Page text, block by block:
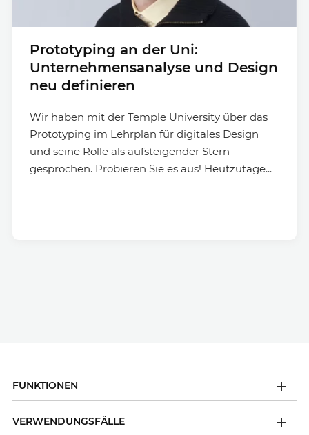
Prototyping an der Uni:
Unternehmensanalyse und Design
neu definieren
Wir haben mit der Temple University über das
Prototyping im Lehrplan für digitales Design
und seine Rolle als aufsteigender Stern
gesprochen. Probieren Sie es aus! Heutzutage...
FUNKTIONEN
VERWENDUNGSFÄLLE